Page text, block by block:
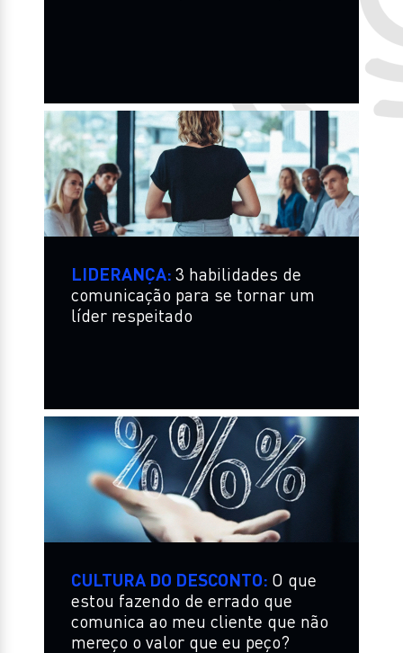
LIDERANÇA:3 habilidades de
comunicação para se tornar um
líder respeitado
CULTURA DO DESCONTO: O que
estou fazendo de errado que
comunica ao meu cliente que não
mereço o valor que eu peço?